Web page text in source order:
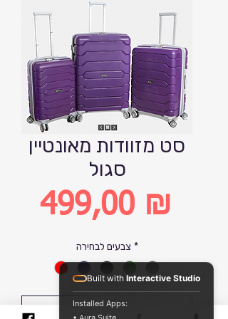
סט מזוודות מאונטיין
סגול
499,00 ₪
Цена
צבעים לבחירה *
Добавить в корзину
Built with Interactive Studio
Installed Apps: